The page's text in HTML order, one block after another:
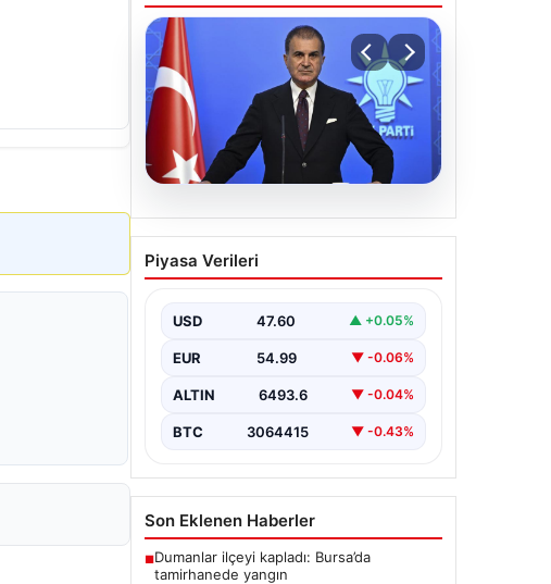
Çerçeve yasa teklifi
Meclis’te | AK Parti
sürecin en önemli
aşamasına gelinmiş oldu
Piyasa Verileri
USD 47.60 ▲ +0.05%
EUR 54.99 ▼ -0.06%
ALTIN 6493.6 ▼ -0.04%
BTC 3064415 ▼ -0.43%
Son Eklenen Haberler
■Dumanlar ilçeyi kapladı: Bursa’da
tamirhanede yangın